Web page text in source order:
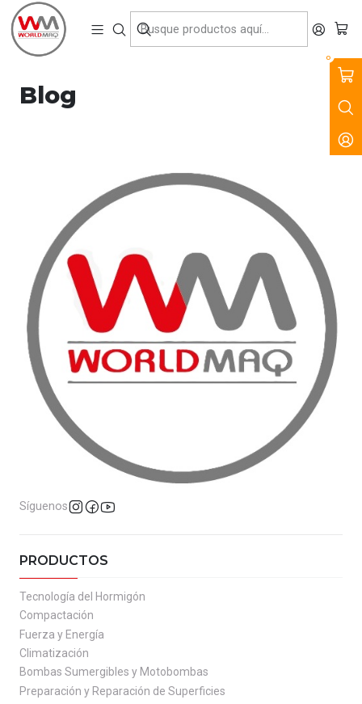
0
VENTA, ARRIENDO Y SERVICIO DE MAQUINARIA PARA LA
CONSTRUCCIÓN, MINERÍA E INDUSTRIA.
Inicio Blog
Blog
Síguenos
PRODUCTOS
Tecnología del Hormigón
Compactación
Fuerza y Energía
Climatización
Bombas Sumergibles y Motobombas
Preparación y Reparación de Superficies